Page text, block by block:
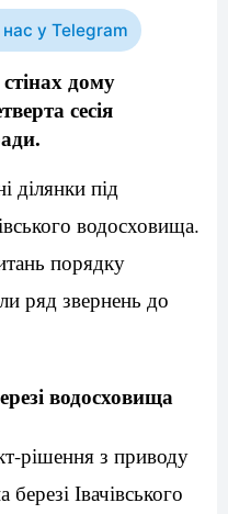
у Telegram
дому
сесія
ділянки під
водосховища.
порядку
ряд звернень до
водосховища
рішення з приводу
Івачівського